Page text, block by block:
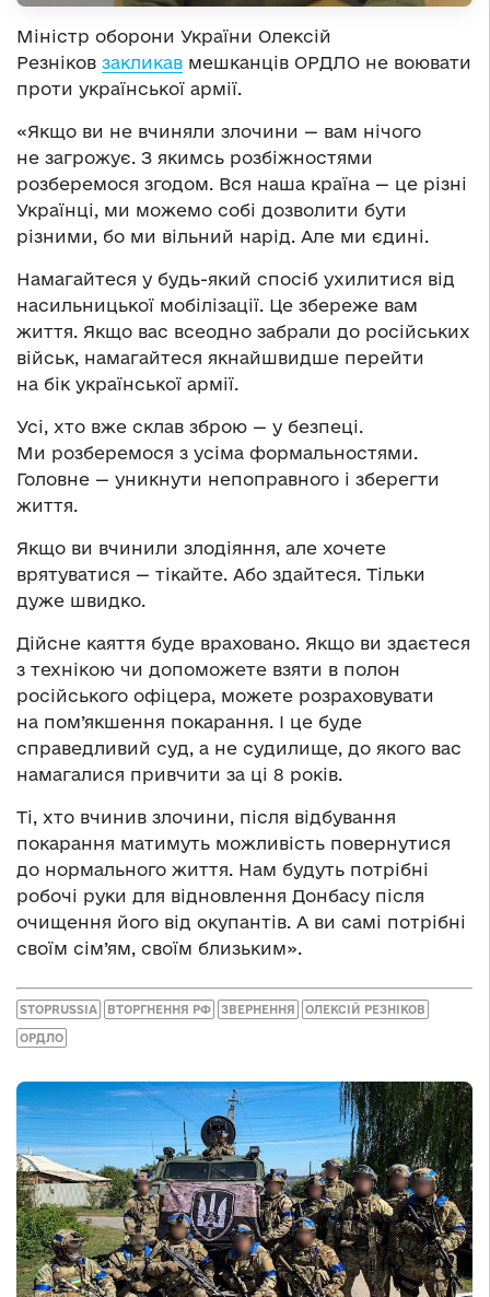
Міністр оборони України Олексій
Резніков закликав мешканців ОРДЛО не воювати
проти української армії.
«Якщо ви не вчиняли злочини — вам нічого
не загрожує. З якимсь розбіжностями
розберемося згодом. Вся наша країна — це різні
Українці, ми можемо собі дозволити бути
різними, бо ми вільний нарід. Але ми єдині.
Намагайтеся у будь-який спосіб ухилитися від
насильницької мобілізації. Це збереже вам
життя. Якщо вас всеодно забрали до російських
військ, намагайтеся якнайшвидше перейти
на бік української армії.
Усі, хто вже склав зброю — у безпеці.
Ми розберемося з усіма формальностями.
Головне — уникнути непоправного і зберегти
життя.
Якщо ви вчинили злодіяння, але хочете
врятуватися — тікайте. Або здайтеся. Тільки
дуже швидко.
Дійсне каяття буде враховано. Якщо ви здаєтеся
з технікою чи допоможете взяти в полон
російського офіцера, можете розраховувати
на пом’якшення покарання. І це буде
справедливий суд, а не судилище, до якого вас
намагалися привчити за ці 8 років.
Ті, хто вчинив злочини, після відбування
покарання матимуть можливість повернутися
до нормального життя. Нам будуть потрібні
робочі руки для відновлення Донбасу після
очищення його від окупантів. А ви самі потрібні
своїм сім’ям, своїм близьким».
STOPRUSSIA ВТОРГНЕННЯ РФ ЗВЕРНЕННЯ ОЛЕКСІЙ РЕЗНІКОВ
ОРДЛО